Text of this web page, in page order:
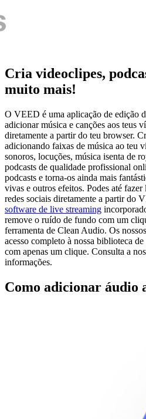
Cria videoclipes,
muito mais!
O VEED é uma aplicação de edição
adicionar música e canções aos teus
diretamente a partir do teu browser.
adicionando faixas de música ao teu
sonoros, locuções, música isenta de
podcasts de qualidade profissional
podcasts e torna-os ainda mais
vivas e outros efeitos. Podes até
redes sociais diretamente a partir do
software de live streaming
remove o ruído de fundo com um
ferramenta de Clean Audio. Os
acesso completo à nossa biblioteca
com apenas um clique. Consulta a
informações.
Como adicionar áudio